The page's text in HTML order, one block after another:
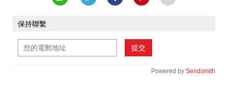
保持聯繫
提交
Powered by Sendsmith